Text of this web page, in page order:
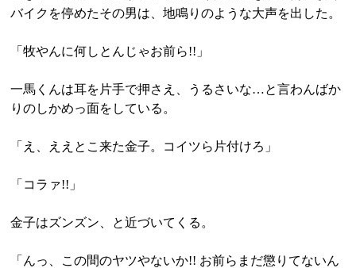
バイクを停めたその男は、地鳴りのような大声を出した。
「牧やんに何しとんじゃお前ら!!」
一馬くんは耳を片手で押さえ、うるさいな…と言わんばか
りのしかめっ面をしている。
「え、ええとこ来た金子。コイツら片付けろ」
「コラァ!!」
金子はズンズン、と近づいてくる。
「んっ、この間のヤツやないか!! お前らまだ懲りてないん